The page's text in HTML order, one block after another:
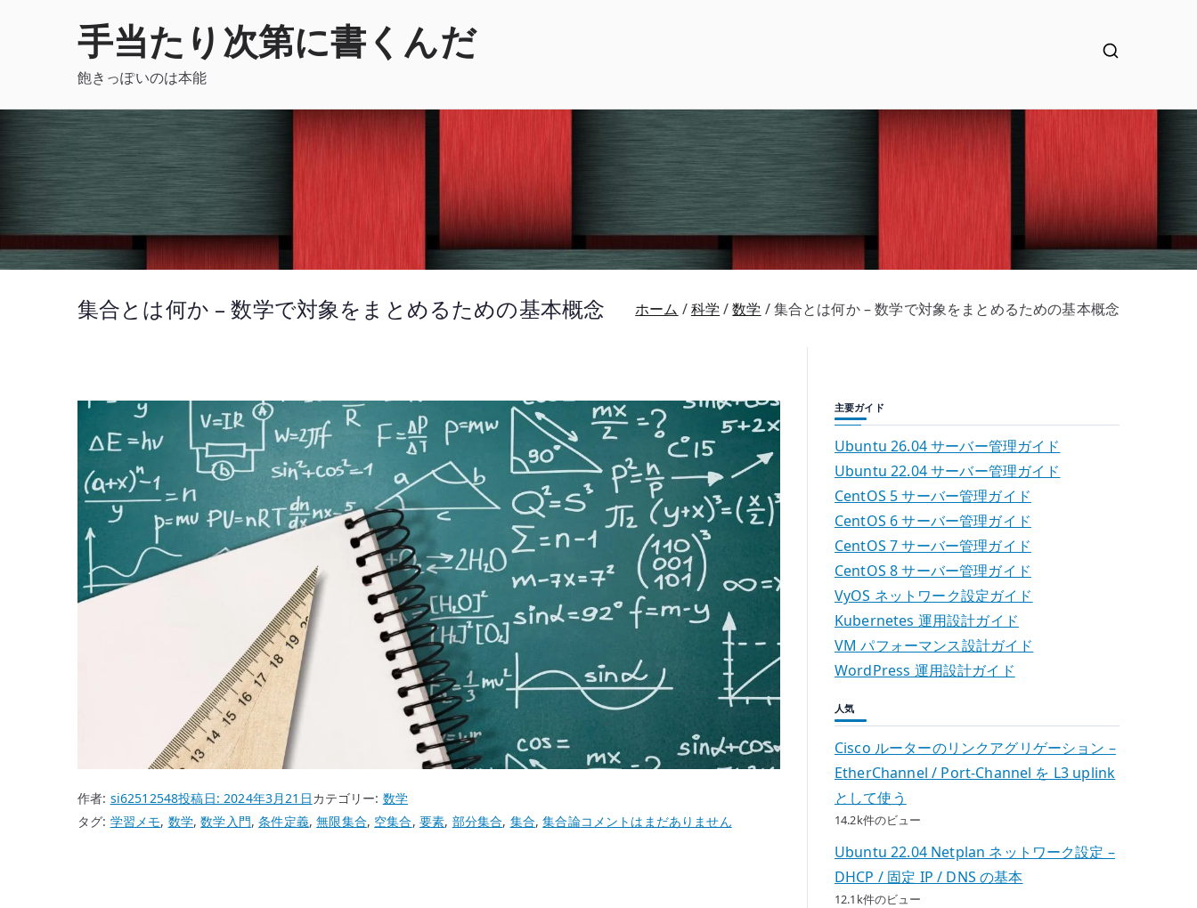
手当たり次第に書くんだ
飽きっぽいのは本能
集合とは何か – 数学で対象をまとめるための基本概念 ホーム 科学 数学 集合とは何か – 数学で対象をまとめるための基本概念
作者: si62512548投稿日:2024年3月21日カテゴリー: 数学
タグ: 学習メモ, 数学,数学入門,条件定義,無限集合, 空集合, 要素, 部分集合, 集合,集合論集
コメントはまだありません
主要ガイド
Ubuntu 26.04 サーバー管理ガイド
Ubuntu 22.04 サーバー管理ガイド
CentOS 5 サーバー管理ガイド
CentOS 6 サーバー管理ガイド
CentOS 7 サーバー管理ガイド
CentOS 8 サーバー管理ガイド
VyOS ネットワーク設定ガイド
Kubernetes 運用設計ガイド
VM パフォーマンス設計ガイド
WordPress 運用設計ガイド
人気
Cisco ルーターのリンクアグリゲーション –
EtherChannel / Port-Channel を L3 uplink
として使う
14.2k件のビュー
Ubuntu 22.04 Netplan ネットワーク設定 –
DHCP / 固定 IP / DNS の基本
12.1k件のビュー